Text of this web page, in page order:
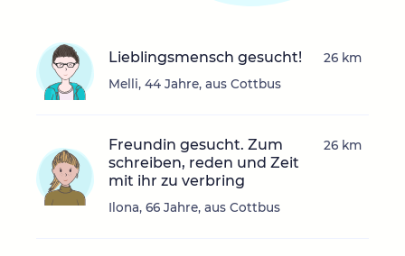
Lieblingsmensch gesucht!
Melli, 44 Jahre, aus Cottbus
26 km
Freundin gesucht. Zum
schreiben, reden und Zeit
mit ihr zu verbring
Ilona, 66 Jahre, aus Cottbus
26 km